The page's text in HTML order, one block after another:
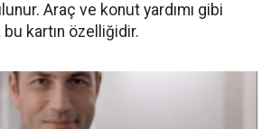
Araç ve konut yardımı gibi
kartın özelliğidir.